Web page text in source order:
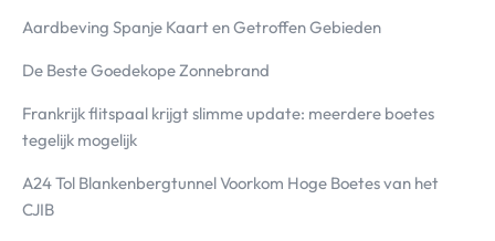
Aardbeving Spanje Kaart en Getroffen Gebieden
De Beste Goedekope Zonnebrand
Frankrijk flitspaal krijgt slimme update: meerdere boetes
tegelijk mogelijk
A24 Tol Blankenbergtunnel Voorkom Hoge Boetes van het
CJIB